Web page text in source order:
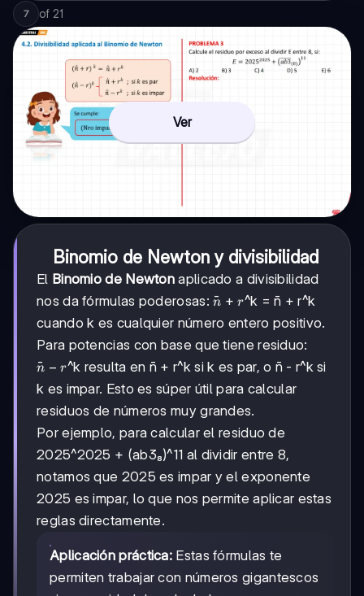
7 of 21
Ver
Binomio de Newton y divisibilidad
El Binomio de Newton aplicado a divisibilidad
nos da fórmulas poderosas:n̄
+
r
n
ˉ + r^k = n̄ + r^k
cuando k es cualquier número entero positivo.
Para potencias con base que tiene residuo:
n̄
-
r
n
ˉ − r^k resulta en n̄ + r^k si k es par, o n̄ - r^k si
k es impar. Esto es súper útil para calcular
residuos de números muy grandes.
Por ejemplo, para calcular el residuo de
2025^2025 + (ab3₈)^11 al dividir entre 8,
notamos que 2025 es impar y el exponente
2025 es impar, lo que nos permite aplicar estas
reglas directamente.
Aplicación práctica: Estas fórmulas te
permiten trabajar con números gigantescos